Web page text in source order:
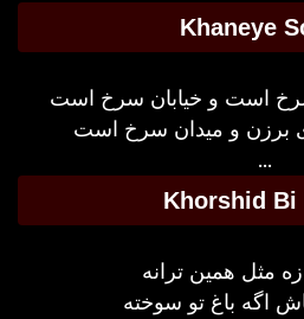
Khaneye
است و خیابان سرخ است
برزن و میدان سرخ است
...
Khorshid Bi
مثل همین ترانه
اگه باغ تو سوخته